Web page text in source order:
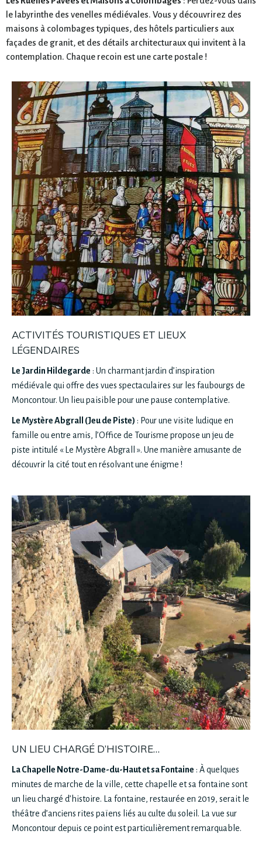
le labyrinthe des venelles médiévales. Vous y découvrirez des
maisons à colombages typiques, des hôtels particuliers aux
façades de granit, et des détails architecturaux qui invitent à la
contemplation. Chaque recoin est une carte postale !
ACTIVITÉS TOURISTIQUES ET LIEUX
LÉGENDAIRES
Le Jardin Hildegarde : Un charmant jardin d’inspiration
médiévale qui offre des vues spectaculaires sur les faubourgs de
Moncontour. Un lieu paisible pour une pause contemplative.
Le Mystère Abgrall (Jeu de Piste) : Pour une visite ludique en
famille ou entre amis, l’Office de Tourisme propose un jeu de
piste intitulé « Le Mystère Abgrall ». Une manière amusante de
découvrir la cité tout en résolvant une énigme !
UN LIEU CHARGÉ D’HISTOIRE…
La Chapelle Notre-Dame-du-Haut et sa Fontaine : À quelques
minutes de marche de la ville, cette chapelle et sa fontaine sont
un lieu chargé d’histoire. La fontaine, restaurée en 2019, serait le
théâtre d’anciens rites païens liés au culte du soleil. La vue sur
Moncontour depuis ce point est particulièrement remarquable.